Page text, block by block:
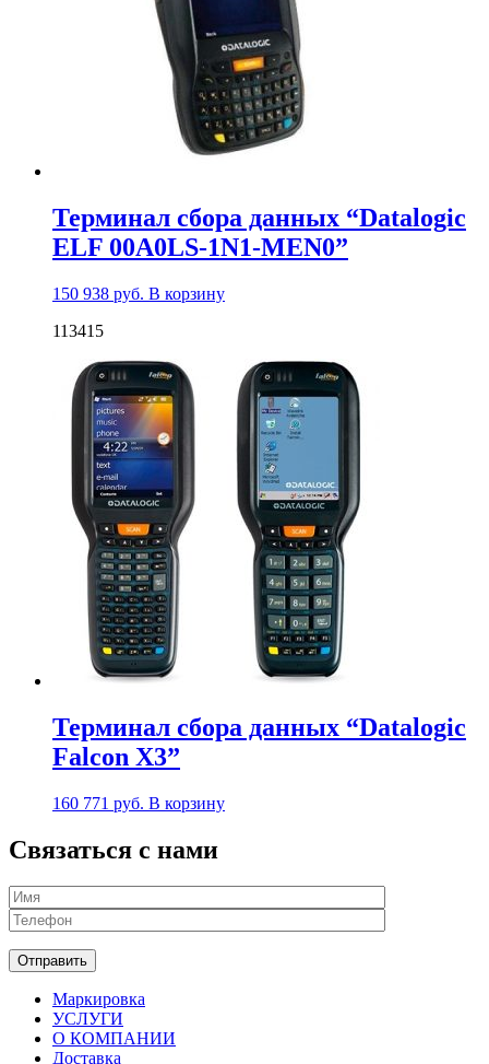
Терминал сбора данных “Datalogic
ELF 00A0LS-1N1-MEN0”
150 938 руб. В корзину
113415
Терминал сбора данных “Datalogic
Falcon X3”
160 771 руб. В корзину
Связаться с нами
Маркировка
УСЛУГИ
О КОМПАНИИ
Доставка